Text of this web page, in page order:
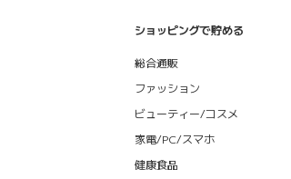
ショッピングで貯める
総合通販
ファッション
ビューティー/コスメ
家電/PC/スマホ
健康食品